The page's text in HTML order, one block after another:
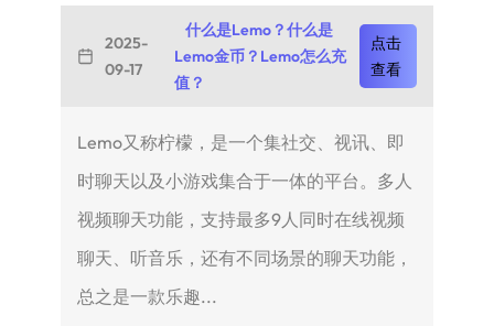
2025-
09-17
什么是Lemo？什么是
Lemo金币？Lemo怎么充
值？
点击
查看
Lemo又称柠檬，是一个集社交、视讯、即
时聊天以及小游戏集合于一体的平台。多人
视频聊天功能，支持最多9人同时在线视频
聊天、听音乐，还有不同场景的聊天功能，
总之是一款乐趣...